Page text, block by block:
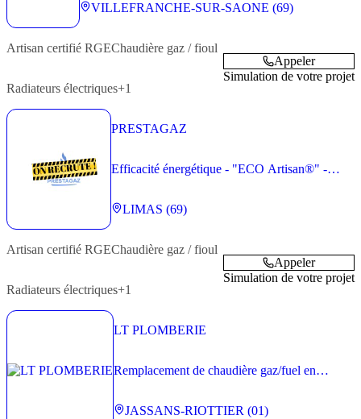
VILLEFRANCHE-SUR-SAONE (69)
Artisan certifié RGEChaudière gaz / fioul
Radiateurs électriques+1
Appeler
Simulation de votre projet
PRESTAGAZ
Efficacité énergétique - "ECO Artisan®" -
LIMAS (69)
Artisan certifié RGEChaudière gaz / fioul
Radiateurs électriques+1
Appeler
Simulation de votre projet
LT PLOMBERIE
Remplacement de chaudière gaz/fuel en
JASSANS-RIOTTIER (01)